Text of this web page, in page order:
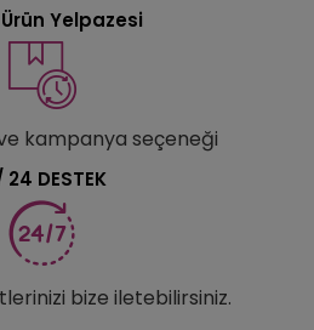
Yelpazesi
kampanya seçeneği
24 DESTEK
bize iletebilirsiniz.